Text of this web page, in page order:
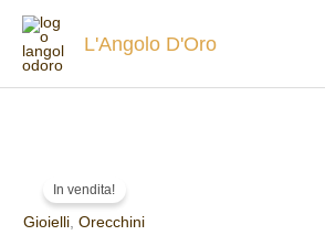
contenuto
L'Angolo D'Oro
In vendita!
Gioielli ,Orecchiniprezzo
Bebè